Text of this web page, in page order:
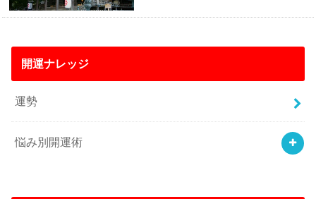
開運ナレッジ
運勢
悩み別開運術